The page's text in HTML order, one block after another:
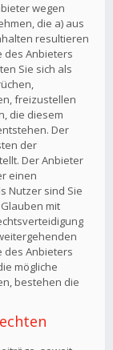
wegen
die a) aus
resultieren
des Anbieters
Sie sich als
freizustellen
die diesem
Der
der
Der Anbieter
einen
Nutzer sind Sie
mit
des Anbieters
mögliche
bestehen die